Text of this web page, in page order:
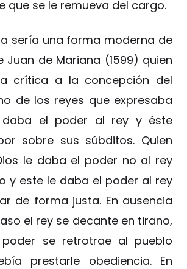
que se le remueva del cargo.
sería una forma moderna de
Juan de Mariana (1599) quien
crítica a la concepción del
de los reyes que expresaba
el poder al rey y éste
sobre sus súbditos. Quien
le daba el poder no al rey
y este le daba el poder al rey
de forma justa. En ausencia
el rey se decante en tirano,
se retrotrae al pueblo
prestarle obediencia. En